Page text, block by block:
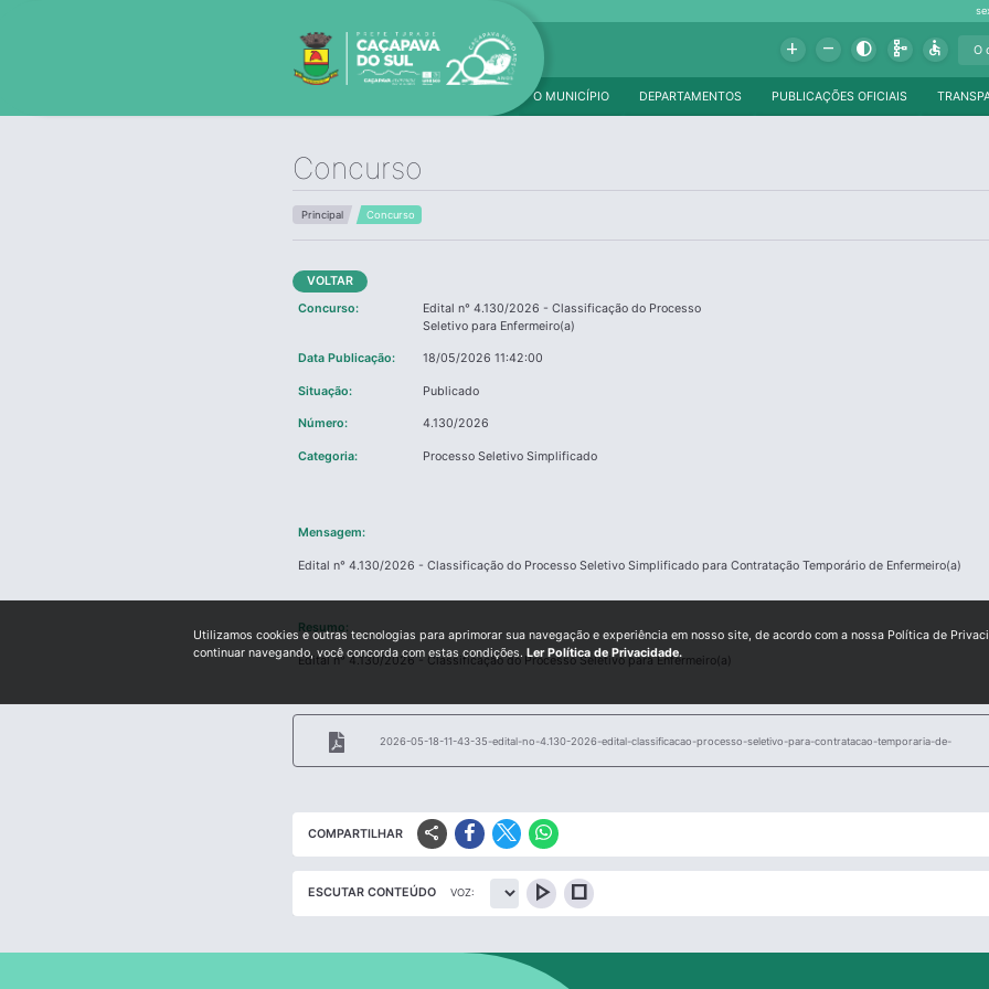
Add Remove Contrast Schema Accessible
PUBLICAÇÕES OFICIAIS
DEPARTAMENTOS
O MUNICÍPIO
Concurso
Principal Concurso
VOLTAR
Concurso:
Edital n° 4.130/2026 - Classificação do Processo
Seletivo para Enfermeiro(a)
Data Publicação: 18/05/2026 11:42:00
Situação: Publicado
Número: 4.130/2026
Categoria: Processo Seletivo Simplificado
Mensagem:
Edital n° 4.130/2026 - Classificação do Processo Seletivo Simplificado para Contratação Temporário de Enfermeiro(a)
Resumo:
Edital n° 4.130/2026 - Classificação do Processo Seletivo para Enfermeiro(a)
2026-05-18-11-43-35-edital-no-4.130-2026-edital-classificacao-processo-seletivo-para-contratacao-temporaria-de-
COMPARTILHAR share
ESCUTAR CONTEÚDO VOZ: play_arrow stop
Utilizamos cookies e outras tecnologias para aprimorar sua navegação e experiência em nosso site, de acordo com a nossa Política de
continuar navegando, você concorda com estas condições.Ler Política de Privacidade.